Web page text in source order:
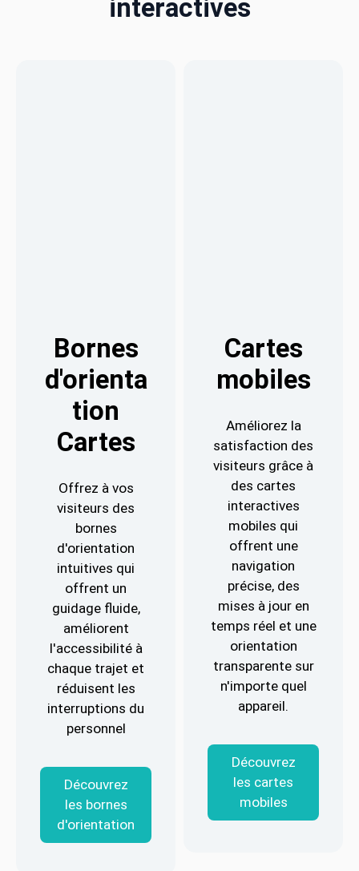
interactives
Bornes
d'orienta
tion
Cartes
Offrez à vos
visiteurs des
bornes
d'orientation
intuitives qui
offrent un
guidage fluide,
améliorent
l'accessibilité à
chaque trajet et
réduisent les
interruptions du
personnel
Découvrez
les bornes
d'orientation
Cartes
mobiles
Améliorez la
satisfaction des
visiteurs grâce à
des cartes
interactives
mobiles qui
offrent une
navigation
précise, des
mises à jour en
temps réel et une
orientation
transparente sur
n'importe quel
appareil.
Découvrez
les cartes
mobiles